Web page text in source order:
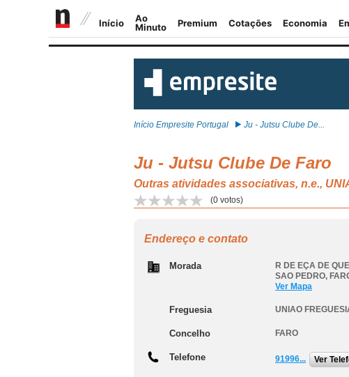
Início Empresite Portugal Ju - Jutsu Clube De...
Ju - Jutsu Clube De Faro
Outras atividades associativas, n.e.,
(0 votos)
Endereço e contato
Morada R DE EÇA DE
SAO PEDRO,
Ver Mapa
Freguesia UNIAO
Concelho FARO
Telefone 91996... Ver